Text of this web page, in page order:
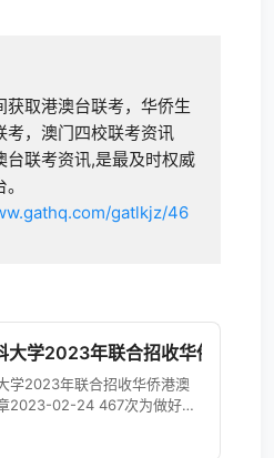
获取港澳台联考，华侨生
考，澳门四校联考资讯
台联考资讯,是最及时权威
gatlkjz/46
大学2023年联合招收华侨港澳台
学2023年联合招收华侨港澳
02-24 467次为做好